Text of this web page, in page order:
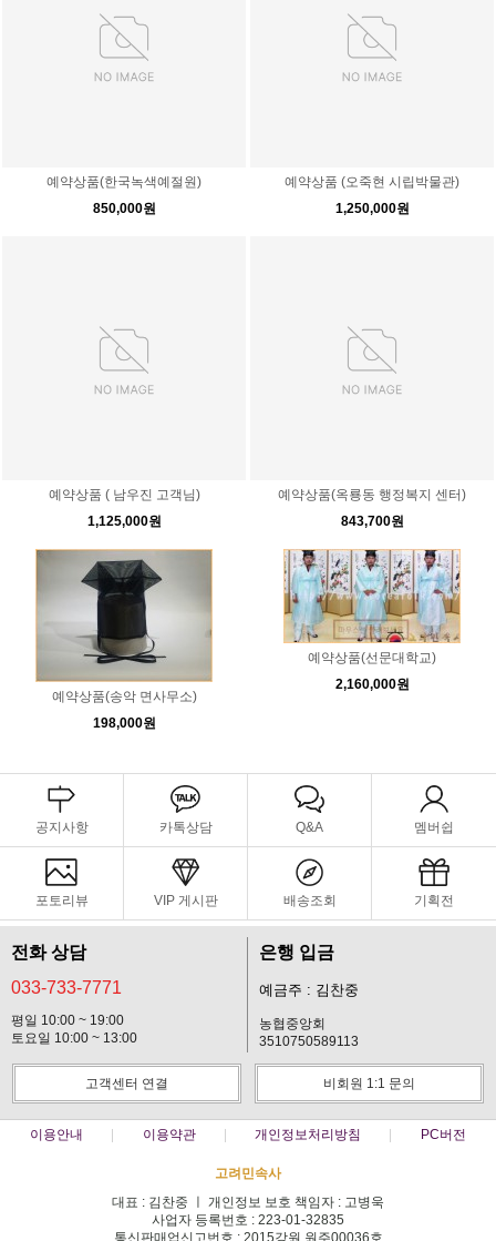
예약상품(한국녹색예절원)
850,000원
예약상품 (오죽현 시립박물관)
1,250,000원
예약상품 ( 남우진 고객님)
1,125,000원
예약상품(옥룡동 행정복지 센터)
843,700원
예약상품(송악 면사무소)
198,000원
예약상품(선문대학교)
2,160,000원
공지사항 카톡상담 Q&A 멤버쉽
포토리뷰 VIP 게시판 배송조회 기획전
전화 상담
033-733-7771
평일 10:00 ~ 19:00
토요일 10:00 ~ 13:00
은행 입금
예금주 : 김찬중
농협중앙회
3510750589113
고객센터 연결 비회원 1:1 문의
이용안내 이용약관 개인정보처리방침 PC버전
고려민속사
대표 : 김찬중 ㅣ 개인정보 보호 책임자 : 고병욱
사업자 등록번호 : 223-01-32835
통신판매업신고번호 : 2015강원 원주00036호